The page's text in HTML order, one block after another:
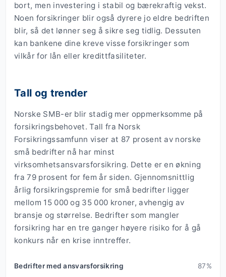
bort, men investering i stabil og bærekraftig vekst.
Noen forsikringer blir også dyrere jo eldre bedriften
blir, så det lønner seg å sikre seg tidlig. Dessuten
kan bankene dine kreve visse forsikringer som
vilkår for lån eller kredittfasiliteter.
Tall og trender
Norske SMB-er blir stadig mer oppmerksomme på
forsikringsbehovet. Tall fra Norsk
Forsikringssamfunn viser at 87 prosent av norske
små bedrifter nå har minst
virksomhetsansvarsforsikring. Dette er en økning
fra 79 prosent for fem år siden. Gjennomsnittlig
årlig forsikringspremie for små bedrifter ligger
mellom 15 000 og 35 000 kroner, avhengig av
bransje og størrelse. Bedrifter som mangler
forsikring har en tre ganger høyere risiko for å gå
konkurs når en krise inntreffer.
Bedrifter med ansvarsforsikring 87%